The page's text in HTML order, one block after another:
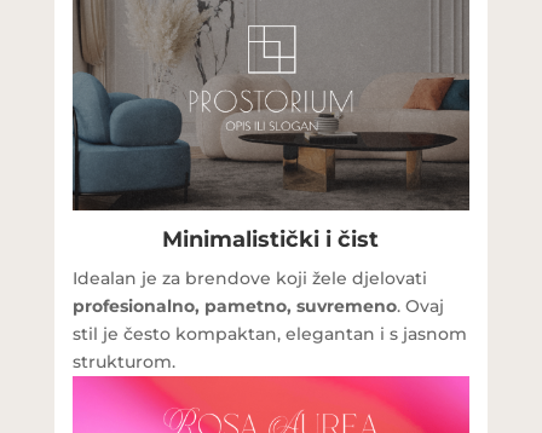
Minimalistički i čist
Idealan je za brendove koji žele djelovati
profesionalno, pametno, suvremeno. Ovaj
stil je često kompaktan, elegantan i s jasnom
strukturom.